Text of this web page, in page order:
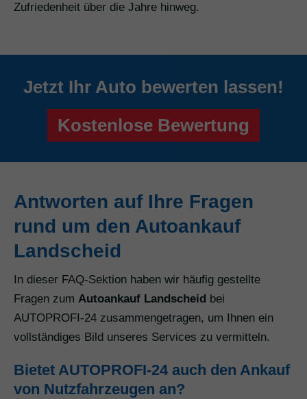
Zufriedenheit über die Jahre hinweg.
Jetzt Ihr Auto bewerten lassen!
Kostenlose Bewertung
Antworten auf Ihre Fragen
rund um den Autoankauf
Landscheid
In dieser FAQ-Sektion haben wir häufig gestellte
Fragen zum Autoankauf Landscheid bei
AUTOPROFI-24 zusammengetragen, um Ihnen ein
vollständiges Bild unseres Services zu vermitteln.
Bietet AUTOPROFI-24 auch den Ankauf
von Nutzfahrzeugen an?